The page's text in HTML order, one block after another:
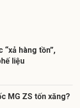
hàng tồn”,
liệu
MG ZS tốn xăng?